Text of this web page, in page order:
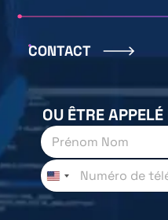
CONTACT
OU ÊTRE
P
r
é
n
o
m
T
é
l
é